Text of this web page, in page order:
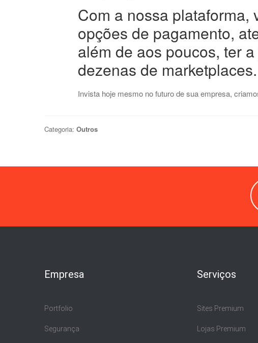
Com a nossa plataforma,
opções de pagamento,
além de aos poucos, ter
dezenas de marketplaces.
Invista hoje mesmo no futuro de sua empresa,
Categoria: Outros
Empresa
Portfolio
Segurança
Serviços
Sites Premium
Lojas Premium